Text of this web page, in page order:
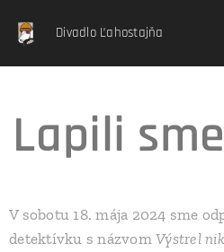
Divadlo Ľahostajňa
Lapili
V sobotu 18. mája 2024 sme
detektívku s názvomVýstrel